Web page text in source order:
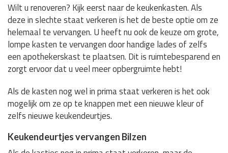
Wilt u renoveren? Kijk eerst naar de keukenkasten. Als
deze in slechte staat verkeren is het de beste optie om ze
helemaal te vervangen. U heeft nu ook de keuze om grote,
lompe kasten te vervangen door handige lades of zelfs
een apothekerskast te plaatsen. Dit is ruimtebesparend en
zorgt ervoor dat u veel meer opbergruimte hebt!
Als de kasten nog wel in prima staat verkeren is het ook
mogelijk om ze op te knappen met een nieuwe kleur of
zelfs nieuwe keukendeurtjes.
Keukendeurtjes vervangen Bilzen